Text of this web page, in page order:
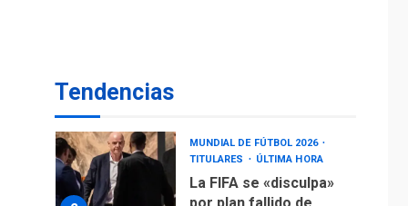
Tendencias
3
Hutíes de Yemen
dicen que atacaron
dos petroleros
sauditas